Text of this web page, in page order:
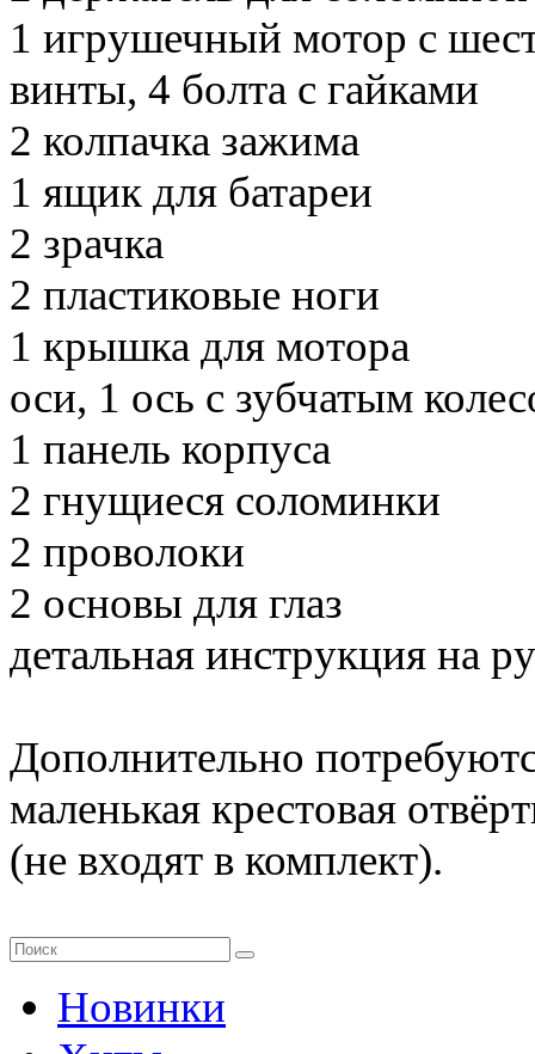
1 игрушечный мотор с
винты, 4 болта с гайками
2 колпачка зажима
1 ящик для батареи
2 зрачка
2 пластиковые ноги
1 крышка для мотора
оси, 1 ось с зубчатым
1 панель корпуса
2 гнущиеся соломинки
2 проволоки
2 основы для глаз
детальная инструкция на
Дополнительно
маленькая крестовая
(не входят в комплект).
Новинки